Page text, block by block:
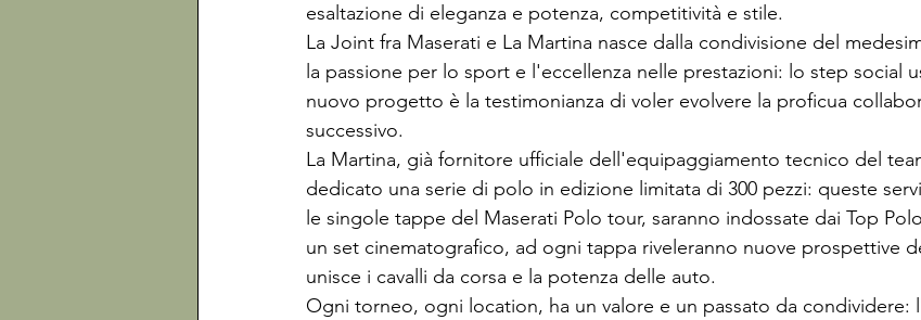
esaltazione di eleganza e potenza, competitività e stile.
La Joint fra Maserati e La Martina nasce dalla condivisione del
la passione per lo sport e l'eccellenza nelle prestazioni: lo step social
nuovo progetto è la testimonianza di voler evolvere la proficua
successivo.
La Martina, già fornitore ufficiale dell'equipaggiamento tecnico del
dedicato una serie di polo in edizione limitata di 300 pezzi: queste
le singole tappe del Maserati Polo tour, saranno indossate dai Top
un set cinematografico, ad ogni tappa riveleranno nuove prospettive
unisce i cavalli da corsa e la potenza delle auto.
Ogni torneo, ogni location, ha un valore e un passato da condividere: